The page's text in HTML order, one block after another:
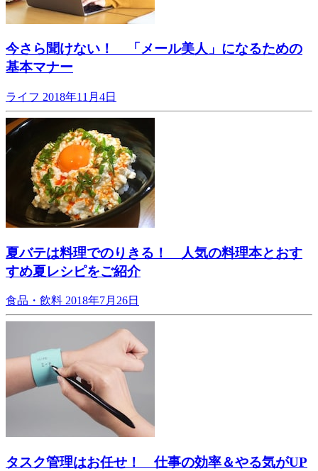
今さら聞けない！ 「メール美人」になるための
基本マナー
ライフ 2018年11月4日
夏バテは料理でのりきる！ 人気の料理本とおす
すめ夏レシピをご紹介
食品・飲料 2018年7月26日
タスク管理はお任せ！ 仕事の効率＆やる気がUP